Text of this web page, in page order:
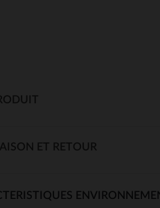
ET RETOUR